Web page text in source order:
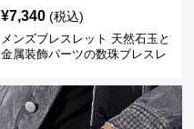
¥7,340 (税込)
メンズブレスレット 天然石玉と
金属装飾パーツの数珠ブレスレ